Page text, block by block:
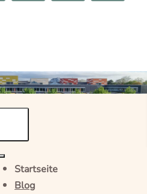
Startseite
Blog